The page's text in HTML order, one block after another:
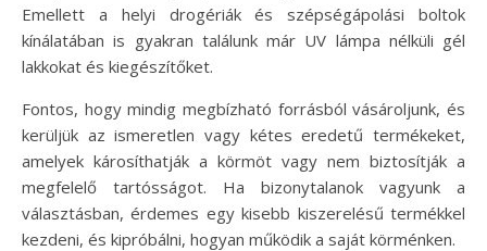
Emellett a helyi drogériák és szépségápolási boltok
kínálatában is gyakran találunk már UV lámpa nélküli gél
lakkokat és kiegészítőket.
Fontos, hogy mindig megbízható forrásból vásároljunk, és
kerüljük az ismeretlen vagy kétes eredetű termékeket,
amelyek károsíthatják a körmöt vagy nem biztosítják a
megfelelő tartósságot. Ha bizonytalanok vagyunk a
választásban, érdemes egy kisebb kiszerelésű termékkel
kezdeni, és kipróbálni, hogyan működik a saját körménken.